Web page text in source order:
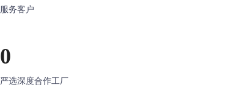
服务客户
0
严选深度合作工厂